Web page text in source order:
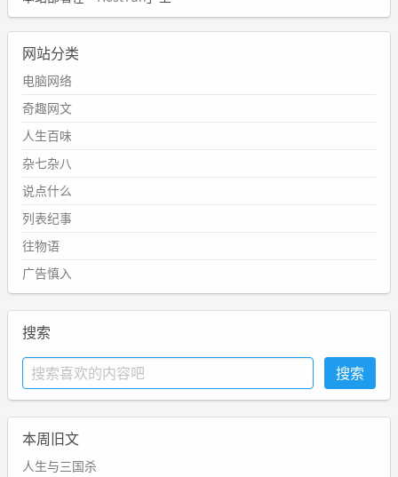
网站分类
电脑网络
奇趣网文
人生百味
杂七杂八
说点什么
列表纪事
往物语
广告慎入
搜索
本周旧文
人生与三国杀